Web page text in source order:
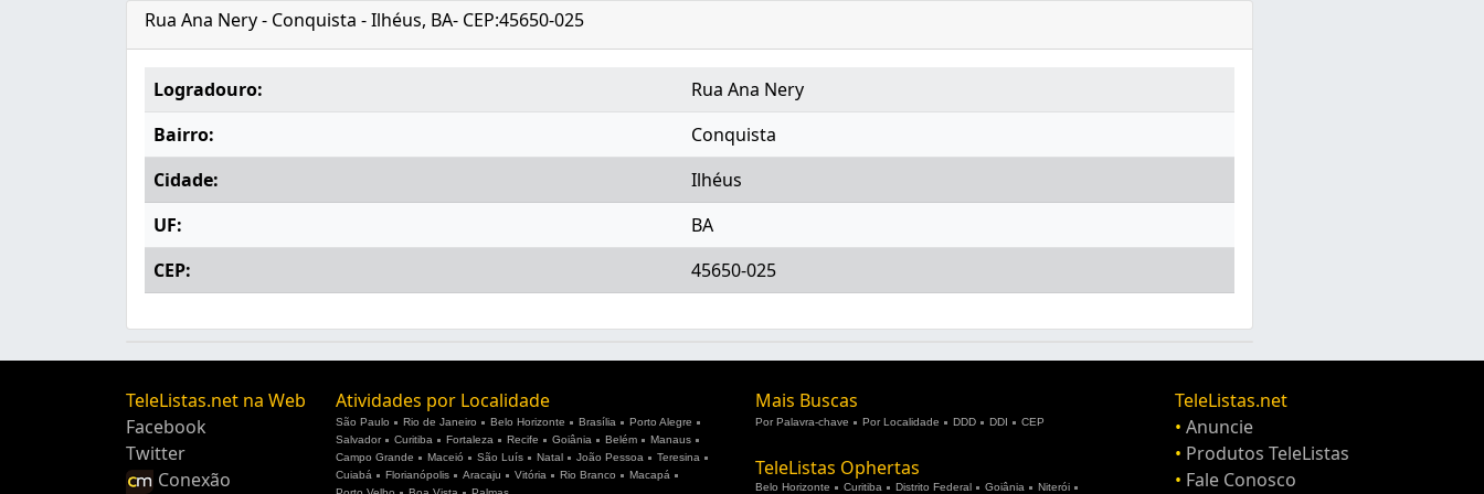
Rua Ana Nery - Conquista - Ilhéus, BA- CEP:45650-025
Logradouro:
Rua Ana Nery
Bairro:
Conquista
Cidade:
Ilhéus
UF:
BA
CEP:
45650-025
TeleListas.net na Web
Facebook
Twitter
Conexão
Atividades por Localidade
São Paulo Rio de Janeiro Belo Horizonte Brasília
Porto Alegre
Salvador
Curitiba Fortaleza Recife Goiânia Belém
Manaus
Campo Grande
Maceió São Luís Natal João Pessoa
Teresina
Cuiabá
Florianópolis Aracaju Vitória Rio Branco
Macapá
Mais Buscas
Por Palavra-chave Por Localidade DDD DDI CEP
TeleListas Ophertas
Belo Horizonte Curitiba Distrito Federal Goiânia Niterói
TeleListas.net
• Anuncie
• Produtos TeleListas
• Fale Conosco